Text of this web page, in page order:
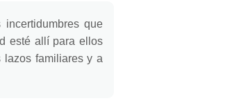
que
esté allí para ellos
lazos familiares y a